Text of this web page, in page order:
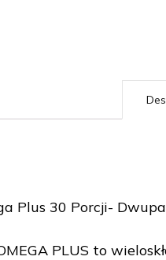
Plus 30 Porcji-
PLUS to